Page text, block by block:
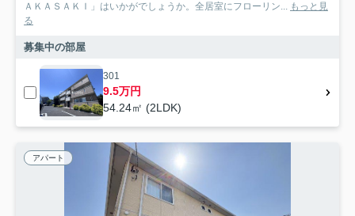
ＡＫＡＳＡＫＩ」はいかがでしょうか。全居室にフローリン... もっと見
る
募集中の部屋
301
9.5万円
54.24㎡ (2LDK)
アパート